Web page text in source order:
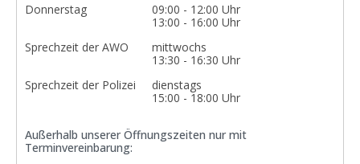
Donnerstag
09:00 - 12:00 Uhr
13:00 - 16:00 Uhr
Sprechzeit der AWO
mittwochs
13:30 - 16:30 Uhr
Sprechzeit der Polizei
dienstags
15:00 - 18:00 Uhr
Außerhalb unserer Öffnungszeiten nur mit
Terminvereinbarung: